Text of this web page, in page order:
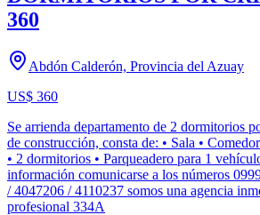
360
Abdón Calderón, Provincia del Azuay
US$ 360
Se arrienda departamento de 2 dormitorios
de construcción, consta de: • Sala •
• 2 dormitorios • Parqueadero para 1
información comunicarse a los números
/ 4047206 / 4110237 somos una agencia
profesional 334A